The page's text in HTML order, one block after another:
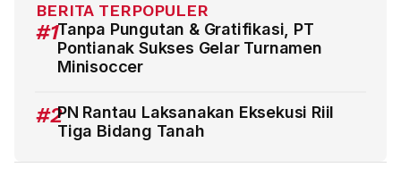
BERITA TERPOPULER
#1Tanpa Pungutan & Gratifikasi, PT
Pontianak Sukses Gelar Turnamen
Minisoccer
#2PN Rantau Laksanakan Eksekusi Riil
Tiga Bidang Tanah